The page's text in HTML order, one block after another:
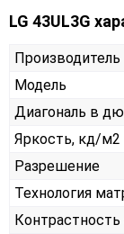
LG 43UL3G
Производитель
Модель
Диагональ в
Яркость, кд/м2
Разрешение
Технология
Контрастность